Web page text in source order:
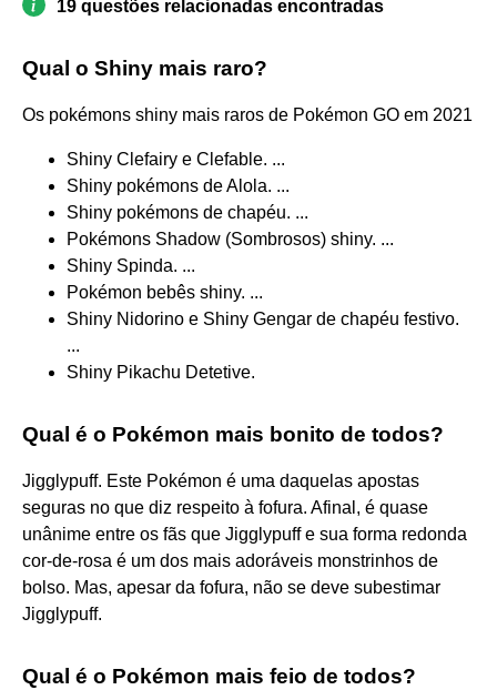
19 questões relacionadas encontradas
Qual o Shiny mais raro?
Os pokémons shiny mais raros de Pokémon GO em 2021
Shiny Clefairy e Clefable. ...
Shiny pokémons de Alola. ...
Shiny pokémons de chapéu. ...
Pokémons Shadow (Sombrosos) shiny. ...
Shiny Spinda. ...
Pokémon bebês shiny. ...
Shiny Nidorino e Shiny Gengar de chapéu festivo.
...
Shiny Pikachu Detetive.
Qual é o Pokémon mais bonito de todos?
Jigglypuff. Este Pokémon é uma daquelas apostas
seguras no que diz respeito à fofura. Afinal, é quase
unânime entre os fãs que Jigglypuff e sua forma redonda
cor-de-rosa é um dos mais adoráveis monstrinhos de
bolso. Mas, apesar da fofura, não se deve subestimar
Jigglypuff.
Qual é o Pokémon mais feio de todos?